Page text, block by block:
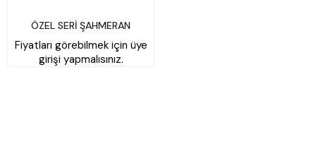
ÖZEL SERİ ŞAHMERAN
Fiyatları görebilmek için üye
girişi yapmalısınız.